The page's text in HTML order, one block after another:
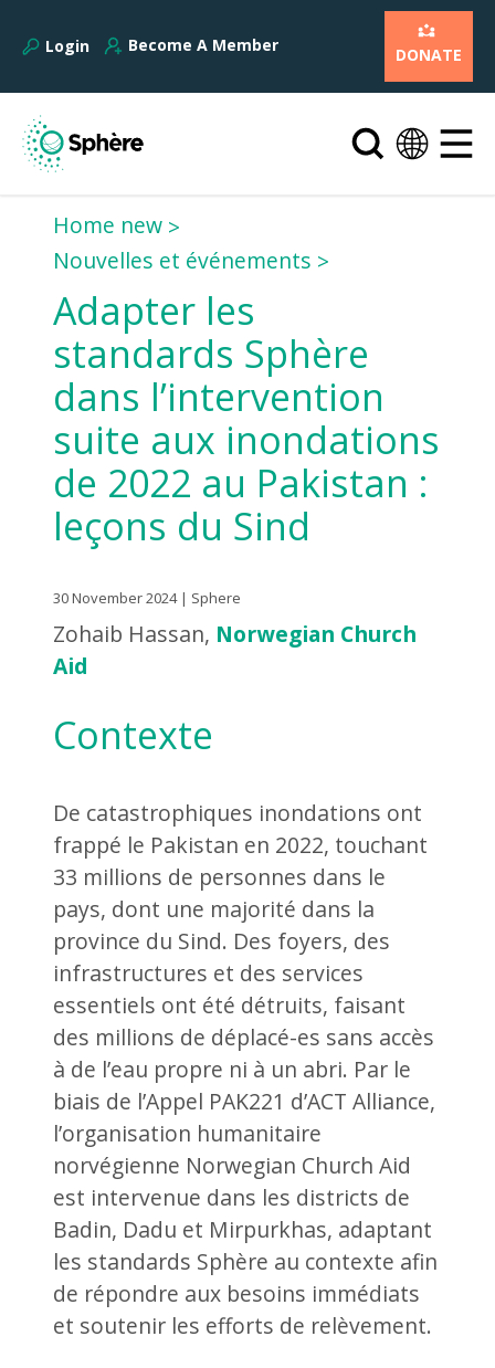
Login Become A Member DONATE
Home new
Nouvelles et événements
Adapter les
standards Sphère
dans l’intervention
suite aux inondations
de 2022 au Pakistan :
leçons du Sind
30 November 2024 | Sphere
Zohaib Hassan, Norwegian Church
Aid
Contexte
De catastrophiques inondations ont
frappé le Pakistan en 2022, touchant
33 millions de personnes dans le
pays, dont une majorité dans la
province du Sind. Des foyers, des
infrastructures et des services
essentiels ont été détruits, faisant
des millions de déplacé-es sans accès
à de l’eau propre ni à un abri. Par le
biais de l’Appel PAK221 d’ACT Alliance,
l’organisation humanitaire
norvégienne Norwegian Church Aid
est intervenue dans les districts de
Badin, Dadu et Mirpurkhas, adaptant
les standards Sphère au contexte afin
de répondre aux besoins immédiats
et soutenir les efforts de relèvement.